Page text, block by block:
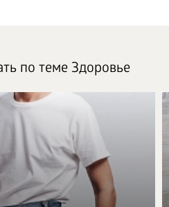
по теме Здоровье